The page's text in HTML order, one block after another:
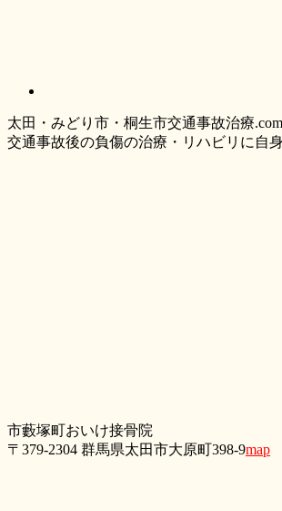
太田・ みどり 市・ 桐生市交通事故治療.com
交通事故後の負傷の治療・リハビリに自
市藪塚町おいけ接骨院
〒379-2304 群馬県太田市大原町398-9map